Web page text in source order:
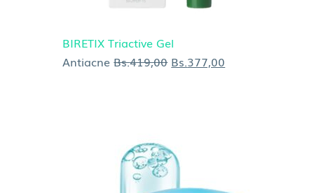
BIRETIX Triactive Gel
AntiacneBs.419,00 Bs.377,00